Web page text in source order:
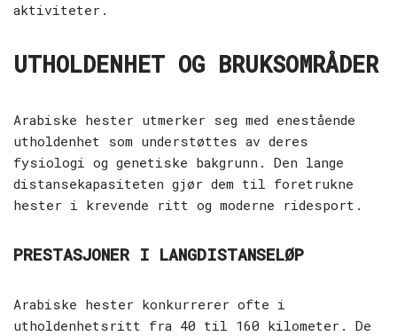
aktiviteter.
UTHOLDENHET OG BRUKSOMRÅDER
Arabiske hester utmerker seg med enestående
utholdenhet som understøttes av deres
fysiologi og genetiske bakgrunn. Den lange
distansekapasiteten gjør dem til foretrukne
hester i krevende ritt og moderne ridesport.
PRESTASJONER I LANGDISTANSELØP
Arabiske hester konkurrerer ofte i
utholdenhetsritt fra 40 til 160 kilometer. De